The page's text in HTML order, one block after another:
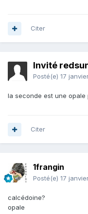
Citer
Invité
Posté(e) 17
la seconde est une
Citer
1frangin
Posté(e) 17
calcédoine?
opale